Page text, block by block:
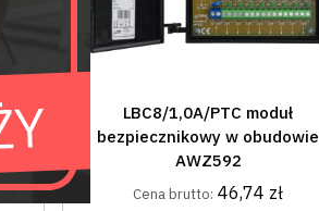
LBC8/1,0A/PTC moduł
bezpiecznikowy w obudowie
AWZ592
Cena brutto: 46,74 zł